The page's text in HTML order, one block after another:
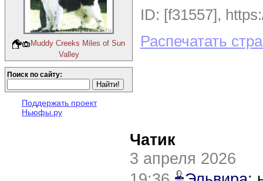
Muddy Creeks Miles of Sun
Valley
Поиск по сайту:
Поддержать проект
Ньюфы.ру
ID: [f31557],
Распечатать
Чатик
3 апреля 2026